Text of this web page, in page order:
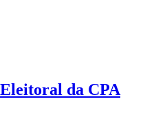
da CPA